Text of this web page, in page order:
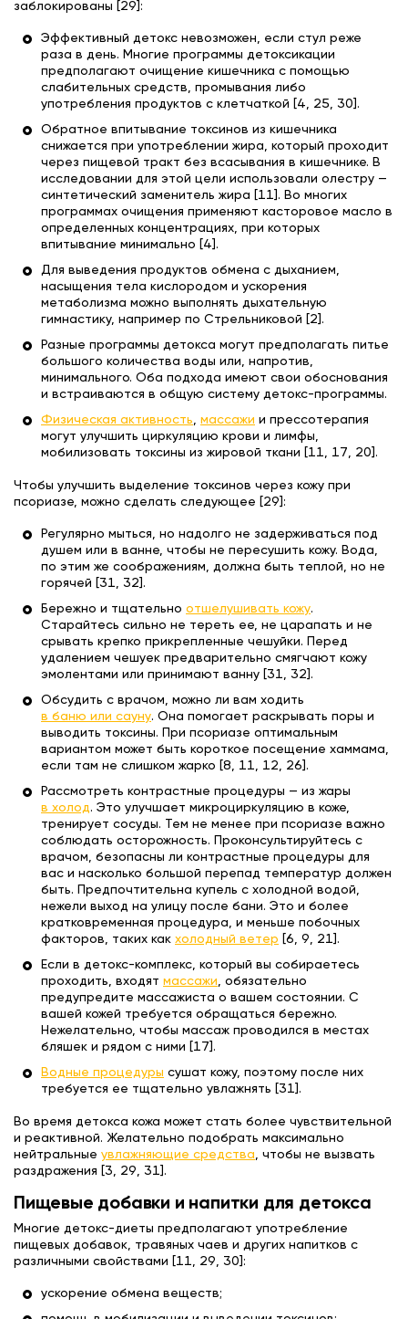
заблокированы [29]:
Эффективный детокс невозможен, если стул реже
раза в день. Многие программы детоксикации
предполагают очищение кишечника с помощью
слабительных средств, промывания либо
употребления продуктов с клетчаткой [4, 25, 30].
Обратное впитывание токсинов из кишечника
снижается при употреблении жира, который проходит
через пищевой тракт без всасывания в кишечнике. В
исследовании для этой цели использовали олестру —
синтетический заменитель жира [11]. Во многих
программах очищения применяют касторовое масло в
определенных концентрациях, при которых
впитывание минимально [4].
Для выведения продуктов обмена с дыханием,
насыщения тела кислородом и ускорения
метаболизма можно выполнять дыхательную
гимнастику, например по Стрельниковой [2].
Разные программы детокса могут предполагать питье
большого количества воды или, напротив,
минимального. Оба подхода имеют свои обоснования
и встраиваются в общую систему детокс-программы.
Физическая активность, массажи и прессотерапия
могут улучшить циркуляцию крови и лимфы,
мобилизовать токсины из жировой ткани [11, 17, 20].
Чтобы улучшить выделение токсинов через кожу при
псориазе, можно сделать следующее [29]:
Регулярно мыться, но надолго не задерживаться под
душем или в ванне, чтобы не пересушить кожу. Вода,
по этим же соображениям, должна быть теплой, но не
горячей [31, 32].
Бережно и тщательно отшелушивать кожу.
Старайтесь сильно не тереть ее, не царапать и не
срывать крепко прикрепленные чешуйки. Перед
удалением чешуек предварительно смягчают кожу
эмолентами или принимают ванну [31, 32].
Обсудить с врачом, можно ли вам ходить
в баню или сауну. Она помогает раскрывать поры и
выводить токсины. При псориазе оптимальным
вариантом может быть короткое посещение хаммама,
если там не слишком жарко [8, 11, 12, 26].
Рассмотреть контрастные процедуры — из жары
в холод. Это улучшает микроциркуляцию в коже,
тренирует сосуды. Тем не менее при псориазе важно
соблюдать осторожность. Проконсультируйтесь с
врачом, безопасны ли контрастные процедуры для
вас и насколько большой перепад температур должен
быть. Предпочтительна купель с холодной водой,
нежели выход на улицу после бани. Это и более
кратковременная процедура, и меньше побочных
факторов, таких как холодный ветер [6, 9, 21].
Если в детокс-комплекс, который вы собираетесь
проходить, входят массажи, обязательно
предупредите массажиста о вашем состоянии. С
вашей кожей требуется обращаться бережно.
Нежелательно, чтобы массаж проводился в местах
бляшек и рядом с ними [17].
Водные процедуры сушат кожу, поэтому после них
требуется ее тщательно увлажнять [31].
Во время детокса кожа может стать более чувствительной
и реактивной. Желательно подобрать максимально
нейтральные увлажняющие средства , чтобы не вызвать
раздражения [3, 29, 31].
Пищевые добавки и напитки для детокса
Многие детокс-диеты предполагают употребление
пищевых добавок, травяных чаев и других напитков с
различными свойствами [11, 29, 30]:
ускорение обмена веществ;